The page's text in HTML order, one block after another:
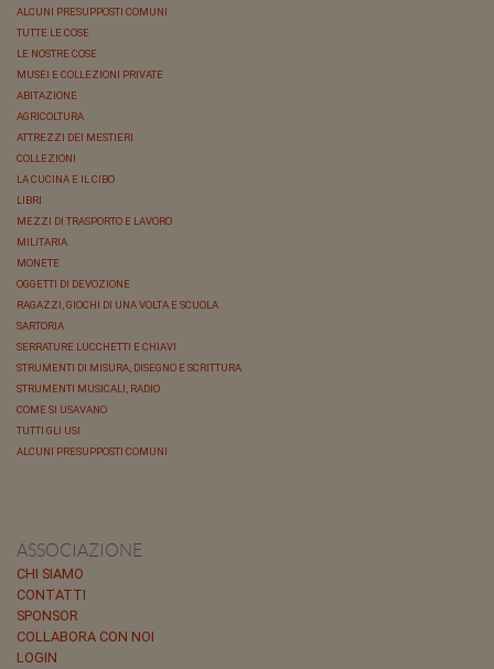
ALCUNI PRESUPPOSTI COMUNI
TUTTE LE COSE
LE NOSTRE COSE
MUSEI E COLLEZIONI PRIVATE
ABITAZIONE
AGRICOLTURA
ATTREZZI DEI MESTIERI
COLLEZIONI
LA CUCINA E IL CIBO
LIBRI
MEZZI DI TRASPORTO E LAVORO
MILITARIA
MONETE
OGGETTI DI DEVOZIONE
RAGAZZI, GIOCHI DI UNA VOLTA E SCUOLA
SARTORIA
SERRATURE LUCCHETTI E CHIAVI
STRUMENTI DI MISURA, DISEGNO E SCRITTURA
STRUMENTI MUSICALI, RADIO
COME SI USAVANO
TUTTI GLI USI
ALCUNI PRESUPPOSTI COMUNI
ASSOCIAZIONE
CHI SIAMO
CONTATTI
SPONSOR
COLLABORA CON NOI
LOGIN